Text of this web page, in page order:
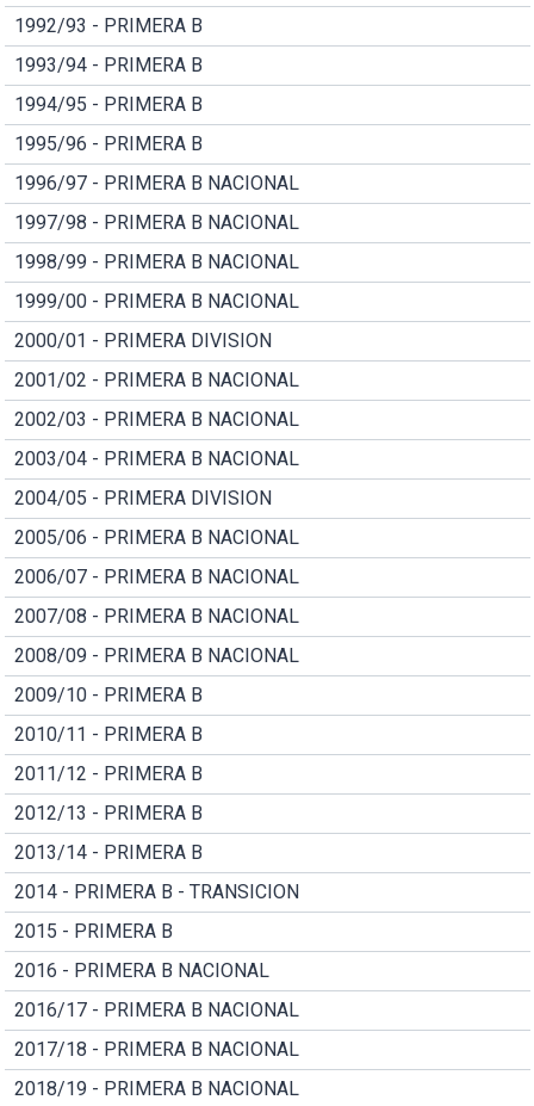
1992/93 - PRIMERA B
1993/94 - PRIMERA B
1994/95 - PRIMERA B
1995/96 - PRIMERA B
1996/97 - PRIMERA B NACIONAL
1997/98 - PRIMERA B NACIONAL
1998/99 - PRIMERA B NACIONAL
1999/00 - PRIMERA B NACIONAL
2000/01 - PRIMERA DIVISION
2001/02 - PRIMERA B NACIONAL
2002/03 - PRIMERA B NACIONAL
2003/04 - PRIMERA B NACIONAL
2004/05 - PRIMERA DIVISION
2005/06 - PRIMERA B NACIONAL
2006/07 - PRIMERA B NACIONAL
2007/08 - PRIMERA B NACIONAL
2008/09 - PRIMERA B NACIONAL
2009/10 - PRIMERA B
2010/11 - PRIMERA B
2011/12 - PRIMERA B
2012/13 - PRIMERA B
2013/14 - PRIMERA B
2014 - PRIMERA B - TRANSICION
2015 - PRIMERA B
2016 - PRIMERA B NACIONAL
2016/17 - PRIMERA B NACIONAL
2017/18 - PRIMERA B NACIONAL
2018/19 - PRIMERA B NACIONAL